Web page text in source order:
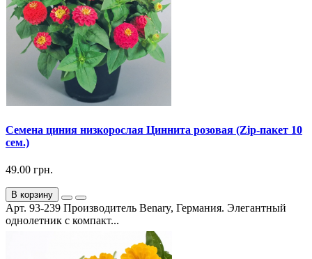
Семена циния низкорослая Циннита розовая (Zip-пакет 10
сем.)
49.00 грн.
В корзину
Арт. 93-239 Производитель Benary, Германия. Элегантный
однолетник с компакт...